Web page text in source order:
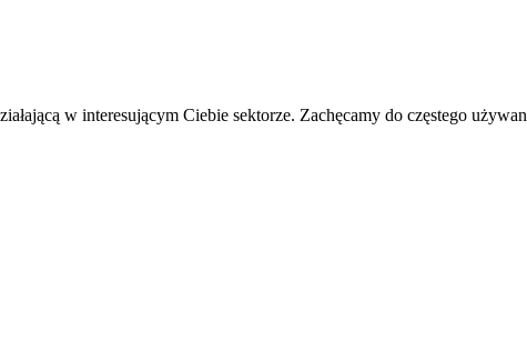
w interesującym Ciebie sektorze. Zachęcamy do częstego